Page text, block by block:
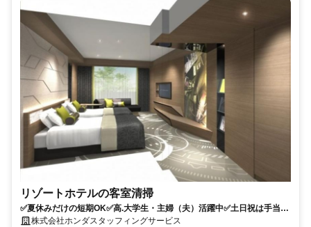
リゾートホテルの客室清掃
✅夏休みだけの短期OK✅高.大学生・主婦（夫）活躍中✅土日祝は手当あ
り 株式会社ホンダスタッフィングサービス